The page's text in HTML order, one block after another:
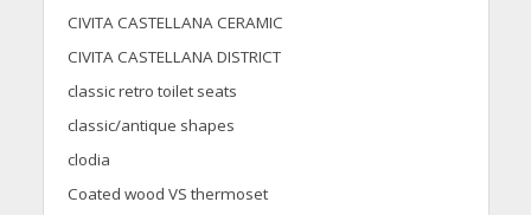
CIVITA CASTELLANA CERAMIC
CIVITA CASTELLANA DISTRICT
classic retro toilet seats
classic/antique shapes
clodia
Coated wood VS thermoset